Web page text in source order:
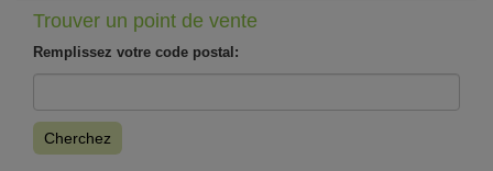
Trouver un point de vente
Remplissez votre code postal:
Cherchez